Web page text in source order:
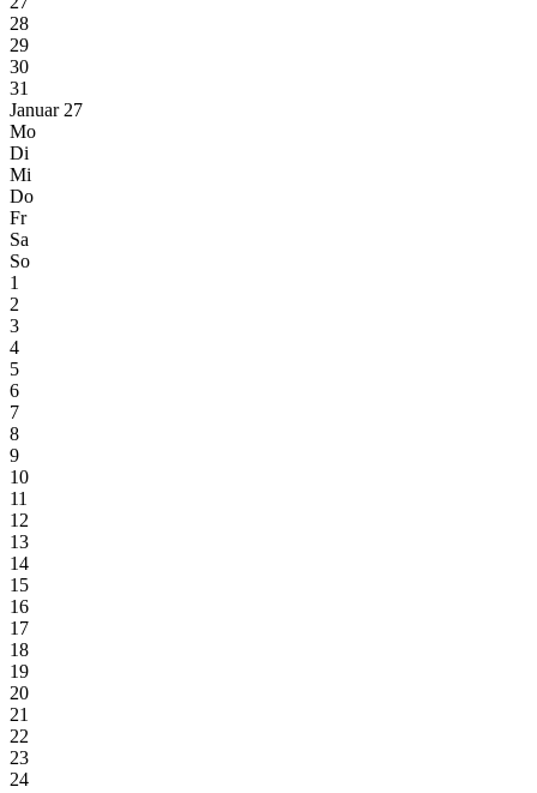
28
29
30
31
Januar 27
Mo
Di
Mi
Do
Fr
Sa
So
1
2
3
4
5
6
7
8
9
10
11
12
13
14
15
16
17
18
19
20
21
22
23
24